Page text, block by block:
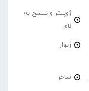
ژوپیتر و نیسح به
نام
ژیوار
ساحر